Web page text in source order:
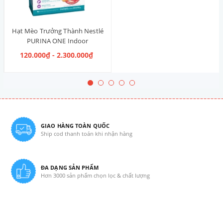
Hạt Mèo Trưởng Thành Nestlé
PURINA ONE Indoor
Advantage Salmon & Tuna [Vị
Cá Hồi & Cá Ngừ]
120.000₫ - 2.300.000₫
GIAO HÀNG TOÀN QUỐC
Ship cod thanh toán khi nhận hàng
ĐA DẠNG SẢN PHẨM
Hơn 3000 sản phẩm chọn lọc & chất lượng